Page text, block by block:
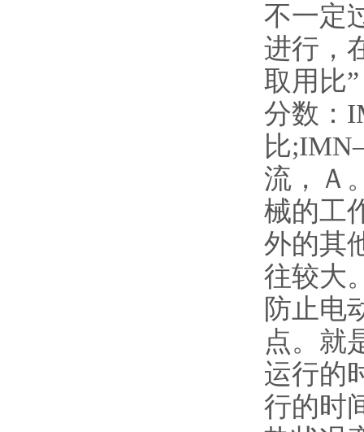
不一定
进行，
取用比
分数：
比;
流，Ａ
械的工
外的其
往较大
防止电
点。就
运行的
行的时